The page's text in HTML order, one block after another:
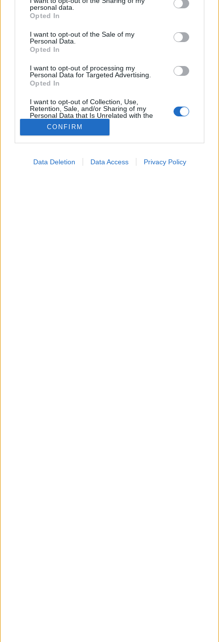
grant or deny consent to Google and its third-party tags to
use your data for below specified purposes in below Google
consent section.
personal data.
Opted In
I want to opt-out of the Sale of my
Personal Data.
Opted In
I want to opt-out of processing my
Personal Data for Targeted Advertising.
Opted In
I want to opt-out of Collection, Use,
Retention, Sale, and/or Sharing of my
Personal Data that Is Unrelated with the
Purposes for which it was collected.
Opted Out
CONFIRM
Data Deletion Data Access Privacy Policy
Kanyaró